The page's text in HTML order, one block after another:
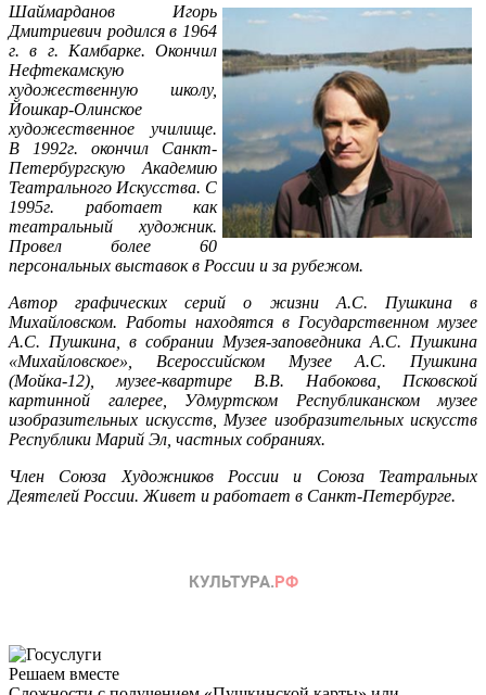
Шаймарданов Игорь
Дмитриевич родился в 1964
г. в г. Камбарке. Окончил
Нефтекамскую
художественную школу,
Йошкар-Олинское
художественное училище.
В 1992г. окончил Санкт-
Петербургскую Академию
Театрального Искусства. С
1995г. работает как
театральный художник.
Провел более 60
персональных выставок в России и за рубежом.
Автор графических серий о жизни А.С. Пушкина в
Михайловском. Работы находятся в Государственном музее
А.С. Пушкина, в собрании Музея-заповедника A.С. Пушкина
«Михайловское», Всероссийском Музее А.С. Пушкина
(Мойка-12), музее-квартире B.В. Набокова, Псковской
картинной галерее, Удмуртском Республиканском музее
изобразительных искусств, Музее изобразительных искусств
Республики Марий Эл, частных собраниях.
Член Союза Художников России и Союза Театральных
Деятелей России. Живет и работает в Санкт-Петербурге.
Решаем вместе